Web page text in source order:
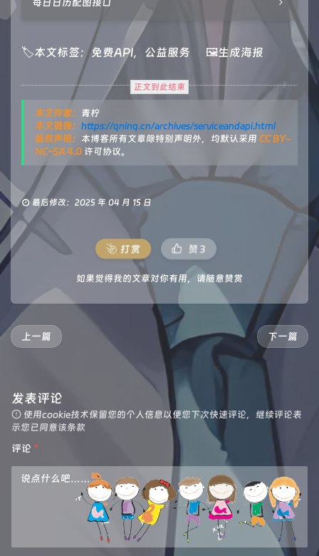
🏷本文标签：免费API，️ 公益服务 🖼️生成海报
正文到此结束
本文作者： 青柠
本文链接： https://qninq.cn/archives/serviceandapi.html
版权声明： 本博客所有文章除特别声明外，均默认采用 CC BY-
NC-SA 4.0 许可协议。
最后修改：2025 年 04 月 15 日
打赏 赞 3
如果觉得我的文章对你有用，请随意赞赏
下一篇
上一篇
发表评论
使用cookie技术保留您的个人信息以便您下次快速评论，继续评论表
示您已同意该条款
评论 *